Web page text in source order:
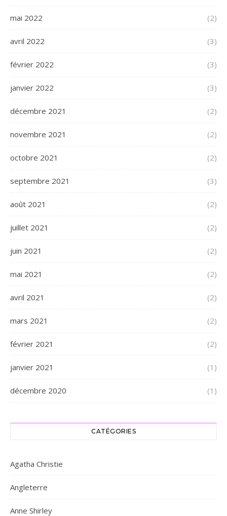
mai 2022 (2)
avril 2022 (3)
février 2022 (3)
janvier 2022 (3)
décembre 2021 (2)
novembre 2021 (2)
octobre 2021 (2)
septembre 2021 (3)
août 2021 (2)
juillet 2021 (2)
juin 2021 (2)
mai 2021 (2)
avril 2021 (2)
mars 2021 (2)
février 2021 (2)
janvier 2021 (1)
décembre 2020 (1)
CATÉGORIES
Agatha Christie
Angleterre
Anne Shirley